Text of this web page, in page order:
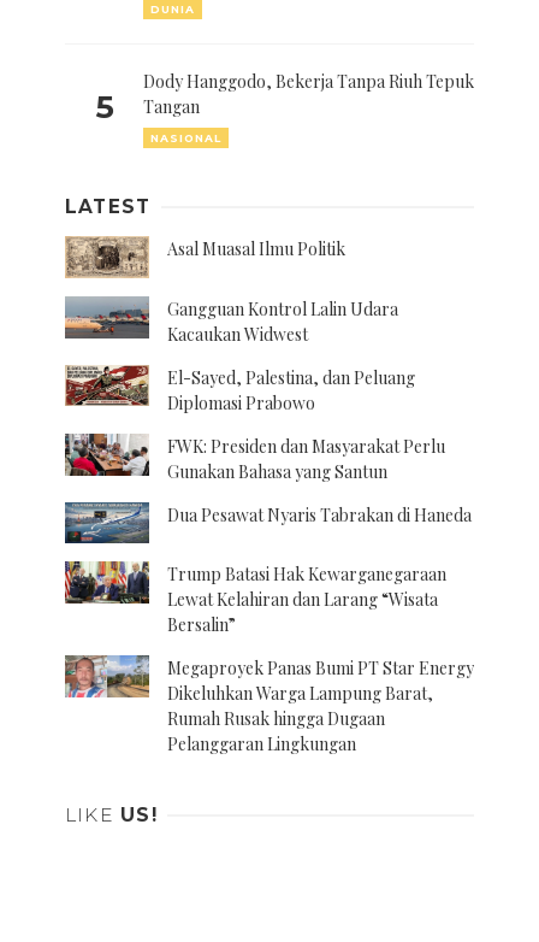
DUNIA
5
Dody Hanggodo, Bekerja Tanpa Riuh Tepuk
Tangan
NASIONAL
LATEST
Asal Muasal Ilmu Politik
Gangguan Kontrol Lalin Udara
Kacaukan Widwest
El-Sayed, Palestina, dan Peluang
Diplomasi Prabowo
FWK: Presiden dan Masyarakat Perlu
Gunakan Bahasa yang Santun
Dua Pesawat Nyaris Tabrakan di Haneda
Trump Batasi Hak Kewarganegaraan
Lewat Kelahiran dan Larang “Wisata
Bersalin”
Megaproyek Panas Bumi PT Star Energy
Dikeluhkan Warga Lampung Barat,
Rumah Rusak hingga Dugaan
Pelanggaran Lingkungan
LIKE US!